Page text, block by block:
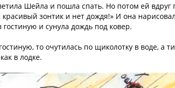
Шейла и пошла спать. Но потом ей вдруг
красивый зонтик и нет дождя!» И она
и сунула дождь под ковер.
то очутилась по щиколотку в воде, а
в лодке.